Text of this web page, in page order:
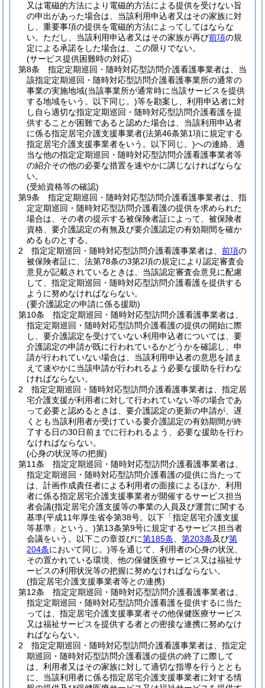
又は電磁的方法により電磁的方法による提供を受けない旨
の申出があった場合は、当該利用申込者又はその家族に対
し、重要事項の提供を電磁的方法によってしてはならな
い。 ただし、当該利用申込者又はその家族が再び前項の規
定による承諾をした場合は、この限りでない。
(サービス提供困難時の対応)
第8条
指定定期巡回・随時対応型訪問介護看護事業者は、当
該指定定期巡回・随時対応型訪問介護看護事業所の通常の
事業の実施地域(当該事業所が通常時に当該サービスを提供
する地域をいう。以下同じ。)等を勘案し、利用申込者に対
し自ら適切な指定定期巡回・随時対応型訪問介護看護を提
供することが困難であると認めた場合は、当該利用申込者
に係る指定居宅介護支援事業者(法第46条第1項に規定する
指定居宅介護支援事業者をいう。以下同じ。)への連絡、適
当な他の指定定期巡回・随時対応型訪問介護看護事業者等
の紹介その他の必要な措置を速やかに講じなければならな
い。
(受給資格等の確認)
第9条
指定定期巡回・随時対応型訪問介護看護事業者は、指
定定期巡回・随時対応型訪問介護看護の提供を求められた
場合は、その者の提示する被保険者証によって、被保険者
資格、要介護認定の有無及び要介護認定の有効期間を確か
めるものとする。
2
指定定期巡回・随時対応型訪問介護看護事業者は、 前項の
被保険者証に、法第78条の3第2項の規定により認定審査会
意見が記載されているときは、当該認定審査会意見に配慮
して、指定定期巡回・随時対応型訪問介護看護を提供する
ように努めなければならない。
(要介護認定の申請に係る援助)
第10条
指定定期巡回・随時対応型訪問介護看護事業者は、
指定定期巡回・随時対応型訪問介護看護の提供の開始に際
し、要介護認定を受けていない利用申込者については、要
介護認定の申請が既に行われているかどうかを確認し、申
請が行われていない場合は、当該利用申込者の意思を踏ま
えて速やかに当該申請が行われるよう必要な援助を行わな
ければならない。
2
指定定期巡回・随時対応型訪問介護看護事業者は、指定居
宅介護支援が利用者に対して行われていない等の場合であ
って必要と認めるときは、要介護認定の更新の申請が、遅
くとも当該利用者が受けている要介護認定の有効期間が終
了する日の30日前までに行われるよう、必要な援助を行わ
なければならない。
(心身の状況等の把握)
第11条
指定定期巡回・随時対応型訪問介護看護事業者は、
指定定期巡回・随時対応型訪問介護看護の提供に当たって
は、計画作成責任者による利用者の面接によるほか、利用
者に係る指定居宅介護支援事業者が開催するサービス担当
者会議(指定居宅介護支援等の事業の人員及び運営に関する
基準(平成11年厚生省令第38号。以下「指定居宅介護支援
等基準」という。)第13条第9号に規定するサービス担当者
会議をいう。以下この章並びに第185条 第203条及び第
204条において同じ。)等を通じて、利用者の心身の状況、
その置かれている環境、他の保健医療サービス又は福祉サ
ービスの利用状況等の把握に努めなければならない。
(指定居宅介護支援事業者等との連携)
第12条
指定定期巡回・随時対応型訪問介護看護事業者は、
指定定期巡回・随時対応型訪問介護看護を提供するに当た
っては、指定居宅介護支援事業者その他保健医療サービス
又は福祉サービスを提供する者との密接な連携に努めなけ
ればならない。
2
指定定期巡回・随時対応型訪問介護看護事業者は、指定定
期巡回・随時対応型訪問介護看護の提供の終了に際して
は、利用者又はその家族に対して適切な指導を行うととも
に、当該利用者に係る指定居宅介護支援事業者に対する情